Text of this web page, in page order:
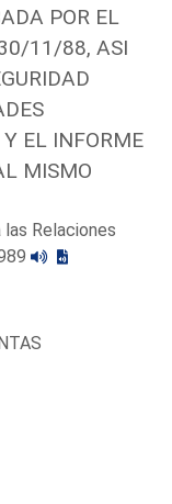
POR EL
11/88, ASI
EL INFORME
MISMO
Relaciones